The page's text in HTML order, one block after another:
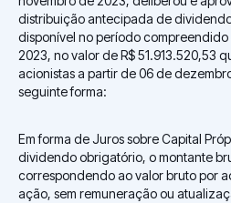
distribuição antecipada de
disponível no período
2023, no valor de R$ 51.913.520,53
acionistas a partir de 06 de
seguinte forma:
Em forma de Juros sobre Capital
dividendo obrigatório, o montante
correspondendo ao valor bruto por
ação, sem remuneração ou